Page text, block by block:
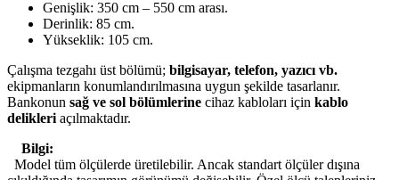
Genişlik: 350 cm – 550 cm arası.
Derinlik: 85 cm.
Yükseklik: 105 cm.
Çalışma tezgahı üst bölümü; bilgisayar, telefon, yazıcı vb.
ekipmanların konumlandırılmasına uygun şekilde tasarlanır.
Bankonun sağ ve sol bölümlerine cihaz kabloları için kablo
delikleri açılmaktadır.
Bilgi:
Model tüm ölçülerde üretilebilir. Ancak standart ölçüler dışına